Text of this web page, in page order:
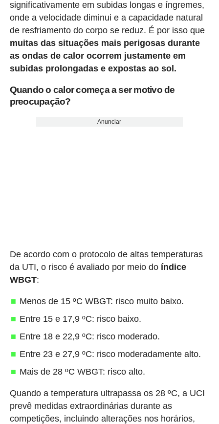
significativamente em subidas longas e íngremes,
onde a velocidade diminui e a capacidade natural
de resfriamento do corpo se reduz. É por isso que
muitas das situações mais perigosas durante
as ondas de calor ocorrem justamente em
subidas prolongadas e expostas ao sol.
Quando o calor começa a ser motivo de
preocupação?
Anunciar
De acordo com o protocolo de altas temperaturas
da UTI, o risco é avaliado por meio do índice
WBGT:
Menos de 15 ºC WBGT: risco muito baixo.
Entre 15 e 17,9 ºC: risco baixo.
Entre 18 e 22,9 ºC: risco moderado.
Entre 23 e 27,9 ºC: risco moderadamente alto.
Mais de 28 ºC WBGT: risco alto.
Quando a temperatura ultrapassa os 28 ºC, a UCI
prevê medidas extraordinárias durante as
competições, incluindo alterações nos horários,